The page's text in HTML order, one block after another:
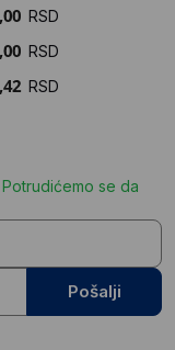
RSD
RSD
RSD
se da
Pošalji